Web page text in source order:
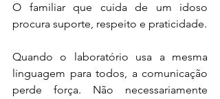
O familiar que cuida de um idoso
procura suporte, respeito e praticidade.
Quando o laboratório usa a mesma
linguagem para todos, a comunicação
perde força. Não necessariamente